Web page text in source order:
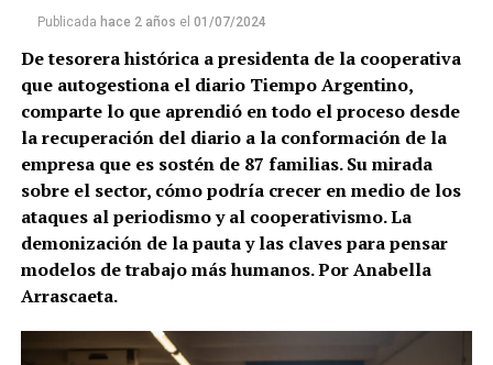
Publicada hace 2 años el 01/07/2024
De tesorera histórica a presidenta de la cooperativa
que autogestiona el diario Tiempo Argentino,
comparte lo que aprendió en todo el proceso desde
la recuperación del diario a la conformación de la
empresa que es sostén de 87 familias. Su mirada
sobre el sector, cómo podría crecer en medio de los
ataques al periodismo y al cooperativismo. La
demonización de la pauta y las claves para pensar
modelos de trabajo más humanos. Por Anabella
Arrascaeta.